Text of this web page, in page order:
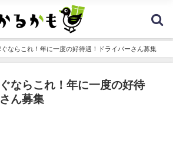
ならこれ！年に一度の好待遇！ドライバーさん募集
ならこれ！年に一度の好待
ん募集